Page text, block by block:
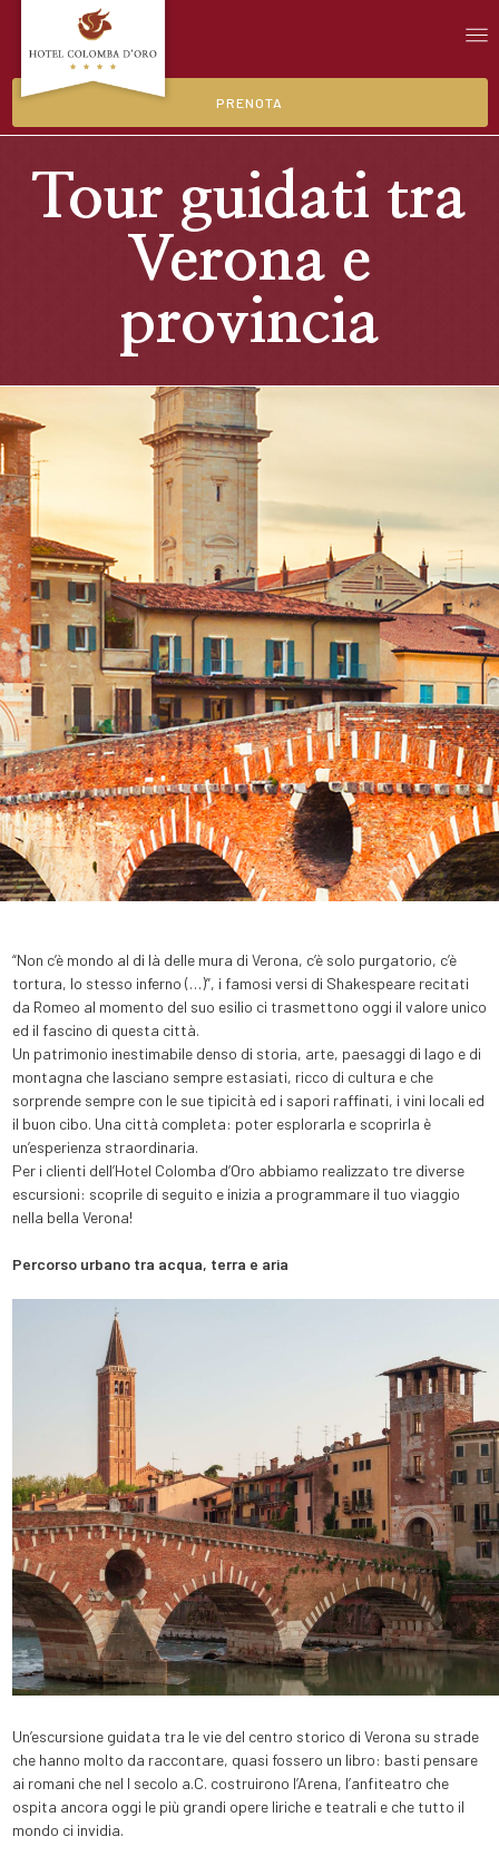
PRENOTA
Tour guidati tra
Verona e
provincia
“Non c’è mondo al di là delle mura di Verona, c’è solo purgatorio, c’è
tortura, lo stesso inferno (…)”, i famosi versi di Shakespeare recitati
da Romeo al momento del suo esilio ci trasmettono oggi il valore unico
ed il fascino di questa città.
Un patrimonio inestimabile denso di storia, arte, paesaggi di lago e di
montagna che lasciano sempre estasiati, ricco di cultura e che
sorprende sempre con le sue tipicità ed i sapori raffinati, i vini locali ed
il buon cibo. Una città completa: poter esplorarla e scoprirla è
un’esperienza straordinaria.
Per i clienti dell’Hotel Colomba d’Oro abbiamo realizzato tre diverse
escursioni: scoprile di seguito e inizia a programmare il tuo viaggio
nella bella Verona!
Percorso urbano tra acqua, terra e aria
Un’escursione guidata tra le vie del centro storico di Verona su strade
che hanno molto da raccontare, quasi fossero un libro: basti pensare
ai romani che nel I secolo a.C. costruirono l’Arena, l’anfiteatro che
ospita ancora oggi le più grandi opere liriche e teatrali e che tutto il
mondo ci invidia.